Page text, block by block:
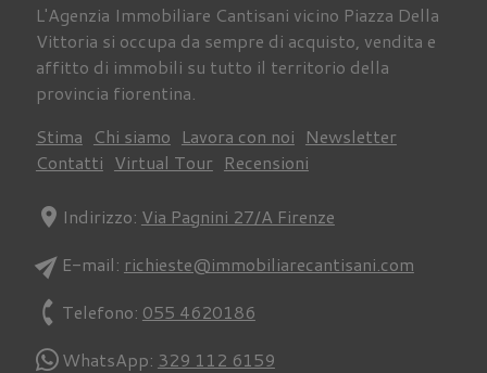
L'Agenzia Immobiliare Cantisani vicino Piazza Della
Vittoria si occupa da sempre di acquisto, vendita e
affitto di immobili su tutto il territorio della
provincia fiorentina.
Stima Chi siamo Lavora con noi Newsletter
Contatti Virtual Tour Recensioni
location_on Indirizzo: Via Pagnini 27/A Firenze
sendE-mail: richieste@immobiliarecantisani.com
phoneTelefono: 055 4620186
WhatsApp: 329 112 6159